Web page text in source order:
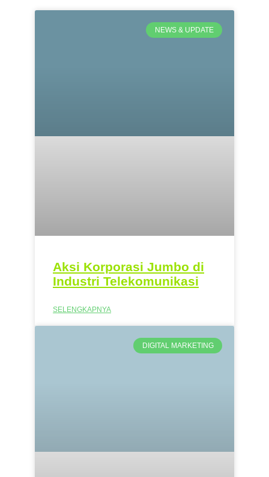
NEWS & UPDATE
Aksi Korporasi Jumbo di
Industri Telekomunikasi
SELENGKAPNYA
DIGITAL MARKETING